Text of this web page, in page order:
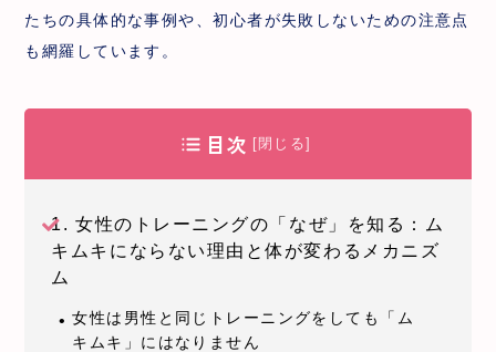
たちの具体的な事例や、初心者が失敗しないための注意点
も網羅しています。
目次 [閉じる]
1. 女性のトレーニングの「なぜ」を知る：ム
キムキにならない理由と体が変わるメカニズ
ム
女性は男性と同じトレーニングをしても「ム
キムキ」にはなりません